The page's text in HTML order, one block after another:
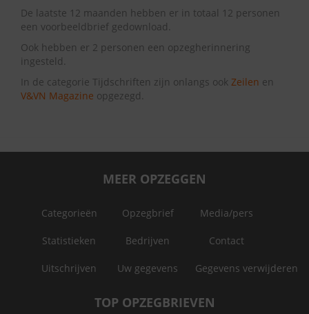
De laatste 12 maanden hebben er in totaal 12 personen
een voorbeeldbrief gedownload.
Ook hebben er 2 personen een opzegherinnering
ingesteld.
In de categorie Tijdschriften zijn onlangs ook Zeilen en
V&VN Magazine opgezegd.
MEER OPZEGGEN
Categorieën Opzegbrief Media/pers
Statistieken Bedrijven Contact
Uitschrijven Uw gegevens Gegevens verwijderen
TOP OPZEGBRIEVEN